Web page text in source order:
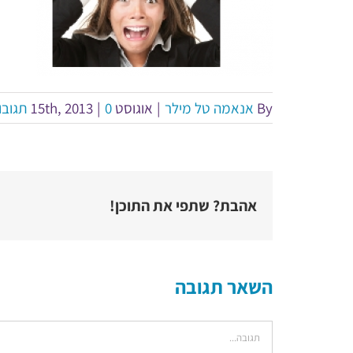
By אנאמה טל מילר | אוגוסט 15th, 2013 | 0 תגובות
אהבת? שתפי את התוכן!
השאר תגובה
הערה